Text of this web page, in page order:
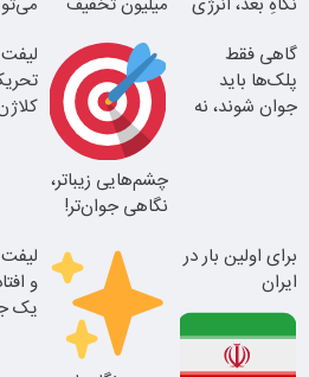
کنه
گاهی فقط
پلک‌ها باید
جوان شوند، نه
نتیجه‌ای طبیعی
چشم‌هایی زیباتر،
نگاهی جوان‌تر!
25% تخفیف
برای اولین بار در
ایران
و
یک